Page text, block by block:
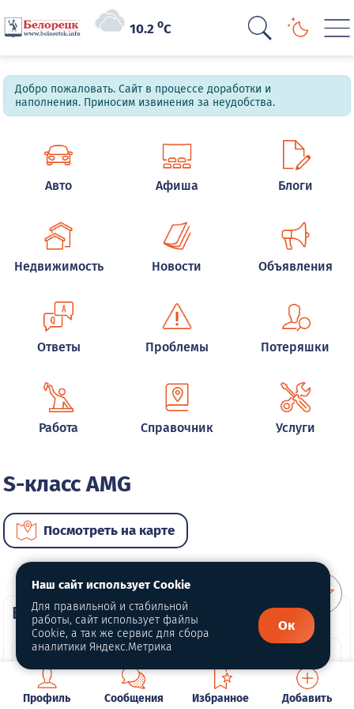
10.2oC
Добро пожаловать. Сайт в процессе доработки и
наполнения. Приносим извинения за неудобства.
Авто Афиша Блоги
Недвижимость Новости Объявления
Ответы Проблемы Потеряшки
Работа Справочник Услуги
S-класс AMG
Посмотреть на карте
ВИП автомобили
Профиль Сообщения Избранное Добавить
Наш сайт использует Cookie
Для правильной и стабильной
работы, сайт использует файлы
Cookie, а так же сервис для сбора
аналитики Яндекс.Метрика
Ок